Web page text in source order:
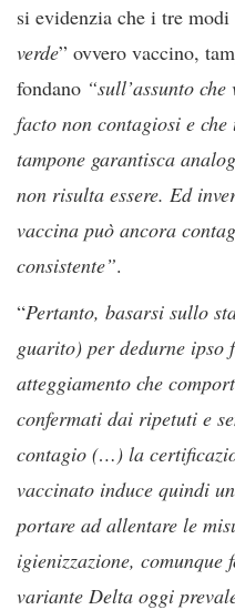
si evidenzia che i tre modi
verde” ovvero vaccino,
fondano “sull’assunto
facto non contagiosi e
tampone garantisca
non risulta essere. Ed
vaccina può ancora
consistente”.
“Pertanto, basarsi sullo
guarito) per dedurne ipso
atteggiamento che
confermati dai ripetuti e
contagio (…) la
vaccinato induce quindi
portare ad allentare le
igienizzazione, comunque
variante Delta oggi